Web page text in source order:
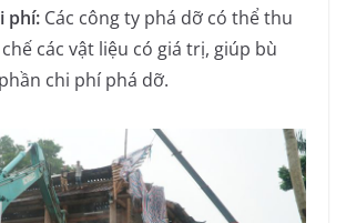
phí: Các công ty phá dỡ có thể thu
các vật liệu có giá trị, giúp bù
chi phí phá dỡ.